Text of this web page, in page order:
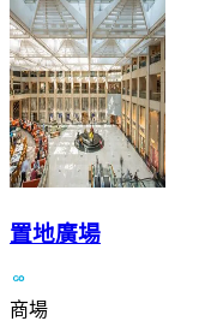
置地廣場
商場